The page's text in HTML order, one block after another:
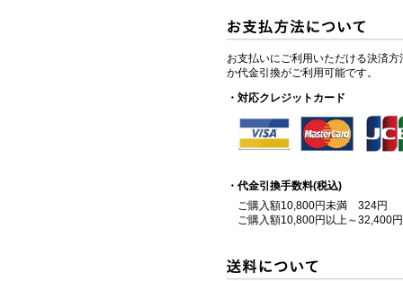
お支払いにご利用いただける決済
か代金引換がご利用可能です。
・対応クレジットカード
・代金引換手数料(税込)
ご購入額10,800円未満 324円
ご購入額10,800円以上～32,400